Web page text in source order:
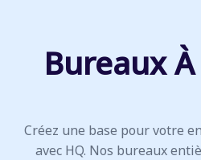
Bureaux
Créez une base pour votre
avec HQ. Nos bureaux